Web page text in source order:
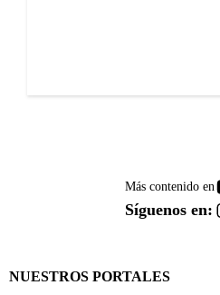
Más contenido en
Síguenos en:
NUESTROS PORTALES